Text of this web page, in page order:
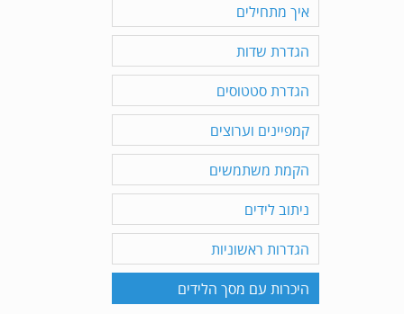
איך מתחילים
הגדרת שדות
הגדרת סטטוסים
קמפיינים וערוצים
הקמת משתמשים
ניתוב לידים
הגדרות ראשוניות
היכרות עם מסך הלידים